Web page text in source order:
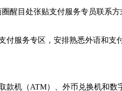
醒目处张贴支付服务专员联系
付服务专区，安排熟悉外语和支
款机（ATM）、外币兑换机和